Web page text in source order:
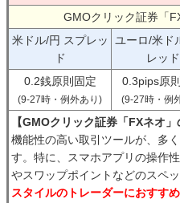
GMOクリック証券「
米ドル/円 スプレッ
ド
ユーロ/米ド
レッド
0.2銭原則固定
(9-27時・例外あり)
0.3pips原
(9-27時・例
【GMOクリック証券「FXネオ」
機能性の高い取引ツールが、多
す。特に、スマホアプリの操作
やスワップポイントなどのスペ
スタイルのトレーダーにおすす